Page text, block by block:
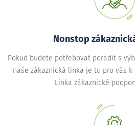
Nonstop
Pokud budete potřebovat poradit s
naše zákaznická linka je tu pro vás k
Linka zákaznické